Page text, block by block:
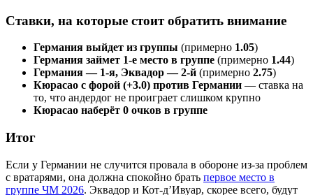
Ставки, на которые стоит обратить внимание
Германия выйдет из группы (примерно 1.05)
Германия займет 1-е место в группе (примерно 1.44)
Германия — 1-я, Эквадор — 2-й (примерно 2.75)
Кюрасао с форой (+3.0) против Германии — ставка на
то, что андердог не проиграет слишком крупно
Кюрасао наберёт 0 очков в группе
Итог
Если у Германии не случится провала в обороне из-за проблем
с вратарями, она должна спокойно брать первое место в
группе ЧМ 2026. Эквадор и Кот-д’Ивуар, скорее всего, будут